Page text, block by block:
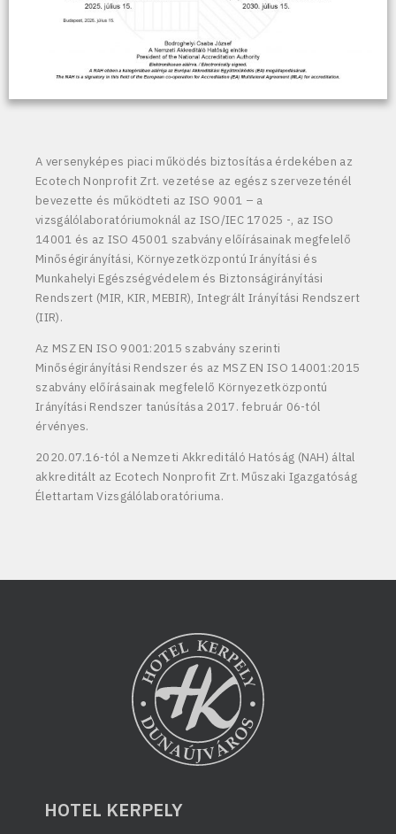
A versenyképes piaci működés biztosítása érdekében az
Ecotech Nonprofit Zrt. vezetése az egész szervezeténél
bevezette és működteti az ISO 9001 – a
vizsgálólaboratóriumoknál az ISO/IEC 17025 -, az ISO
14001 és az ISO 45001 szabvány előírásainak megfelelő
Minőségirányítási, Környezetközpontú Irányítási és
Munkahelyi Egészségvédelem és Biztonságirányítási
Rendszert (MIR, KIR, MEBIR), Integrált Irányítási Rendszert
(IIR).
Az MSZ EN ISO 9001:2015 szabvány szerinti
Minőségirányítási Rendszer és az MSZ EN ISO 14001:2015
szabvány előírásainak megfelelő Környezetközpontú
Irányítási Rendszer tanúsítása 2017. február 06-tól
érvényes.
2020.07.16-tól a Nemzeti Akkreditáló Hatóság (NAH) által
akkreditált az Ecotech Nonprofit Zrt. Műszaki Igazgatóság
Élettartam Vizsgálólaboratóriuma.
HOTEL KERPELY